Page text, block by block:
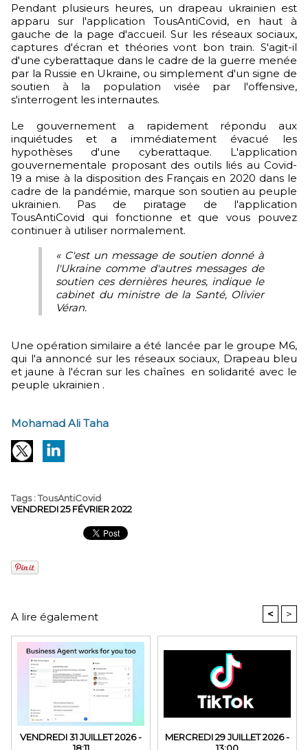
Pendant plusieurs heures, un drapeau ukrainien est
apparu sur l'application TousAntiCovid, en haut à
gauche de la page d'accueil. Sur les réseaux sociaux,
captures d'écran et théories vont bon train. S'agit-il
d'une cyberattaque dans le cadre de la guerre menée
par la Russie en Ukraine, ou simplement d'un signe de
soutien à la population visée par l'offensive,
s'interrogent les internautes.
Le gouvernement a rapidement répondu aux
inquiétudes et a immédiatement évacué les
hypothèses d'une cyberattaque. L'application
gouvernementale proposant des outils liés au Covid-
19 a mise à la disposition des Français en 2020 dans le
cadre de la pandémie, marque son soutien au peuple
ukrainien. Pas de piratage de l'application
TousAntiCovid qui fonctionne et que vous pouvez
continuer à utiliser normalement.
« C'est un message de soutien donné à
l'Ukraine comme d'autres messages de
soutien ces dernières heures, indique le
cabinet du ministre de la Santé, Olivier
Véran.
Une opération similaire a été lancée par le groupe M6,
qui l'a annoncé sur les réseaux sociaux, Drapeau bleu
et jaune à l'écran sur les chaînes en solidarité avec le
peuple ukrainien .
Mohamad Ali Taha
Tags:TousAntiCovid
VENDREDI 25 FÉVRIER 2022
A lire également < >
VENDREDI 31 JUILLET 2026 -
MERCREDI 29 JUILLET 2026 -